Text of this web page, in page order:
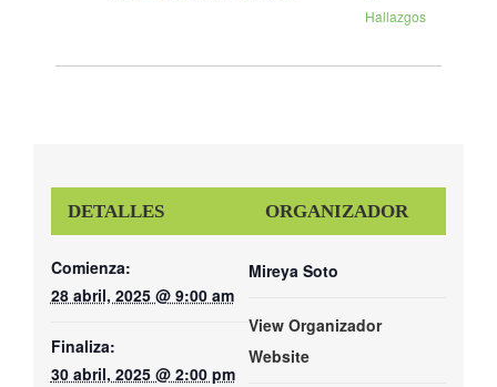
Hallazgos
DETALLES
Comienza:
28 abril, 2025 @ 9:00 am
Finaliza:
30 abril, 2025 @ 2:00 pm
ORGANIZADOR
Mireya Soto
View Organizador
Website